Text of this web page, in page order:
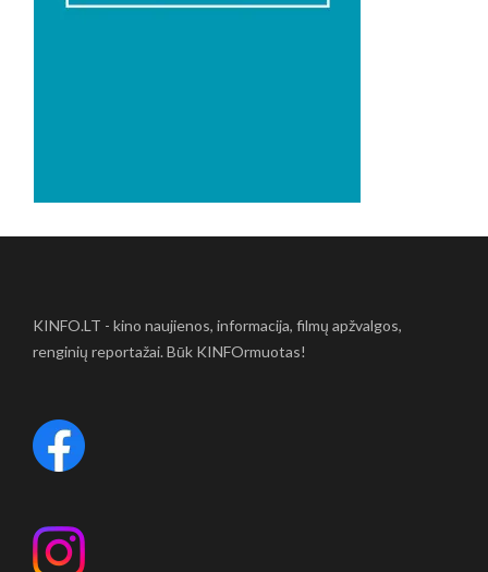
KINFO.LT - kino naujienos, informacija, filmų apžvalgos,
renginių reportažai. Būk KINFOrmuotas!